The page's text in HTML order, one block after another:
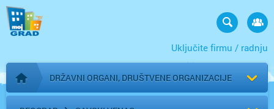
Uključite firmu / radnju
Početna stranica
DRŽAVNI ORGANI, DRUŠTVENE ORGANIZACIJE